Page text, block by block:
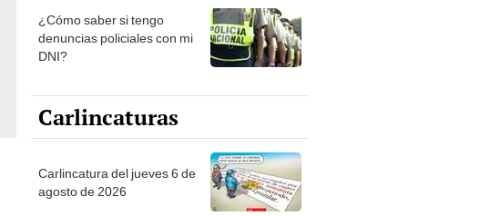
la ONPE
¿Cómo saber si tengo
denuncias policiales con mi
DNI?
Carlincaturas
Carlincatura del jueves 6 de
agosto de 2026